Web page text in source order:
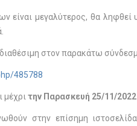
είναι μεγαλύτερος, θα
στον παρακάτω
485788
μέχρι την Παρασκευή 25/11/2022
στην επίσημη